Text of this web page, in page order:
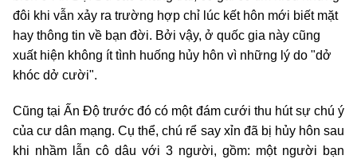
đôi khi vẫn xảy ra trường hợp chỉ lúc kết hôn mới biết mặt
hay thông tin về bạn đời. Bởi vậy, ở quốc gia này cũng
xuất hiện không ít tình huống hủy hôn vì những lý do "dở
khóc dở cười".
Cũng tại Ấn Độ trước đó có một đám cưới thu hút sự chú ý
của cư dân mạng. Cụ thể, chú rể say xỉn đã bị hủy hôn sau
khi nhầm lẫn cô dâu với 3 người, gồm: một người bạn